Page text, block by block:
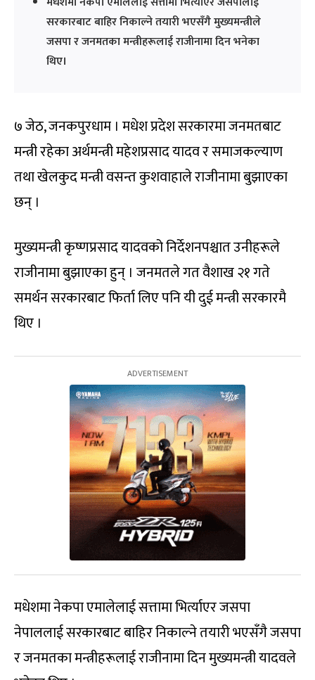
सरकारबाट बाहिर निकाल्ने तयारी भएसँगै मुख्यमन्त्रीले
जसपा र जनमतका मन्त्रीहरूलाई राजीनामा दिन भनेका
थिए।
७ जेठ, जनकपुरधाम । मधेश प्रदेश सरकारमा जनमतबाट
मन्त्री रहेका अर्थमन्त्री महेशप्रसाद यादव र समाजकल्याण
तथा खेलकुद मन्त्री वसन्त कुशवाहाले राजीनामा बुझाएका
छन् ।
मुख्यमन्त्री कृष्णप्रसाद यादवको निर्देशनपश्चात उनीहरूले
राजीनामा बुझाएका हुन् । जनमतले गत वैशाख २१ गते
समर्थन सरकारबाट फिर्ता लिए पनि यी दुई मन्त्री सरकारमै
थिए ।
मधेशमा नेकपा एमालेलाई सत्तामा भिर्त्याएर जसपा
नेपाललाई सरकारबाट बाहिर निकाल्ने तयारी भएसँगै जसपा
र जनमतका मन्त्रीहरूलाई राजीनामा दिन मुख्यमन्त्री यादवले